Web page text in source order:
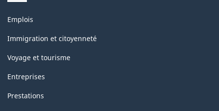
Thèmes
sujets
Emplois
Immigration et citoyenneté
Voyage et tourisme
Entreprises
Prestations